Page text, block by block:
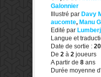
Galonnier
Illustré par Davy
aucomte, Manu
Edité par
Langue et
Date de sortie :
De 2 à 2 joueurs
A partir de 8 ans
Durée moyenne